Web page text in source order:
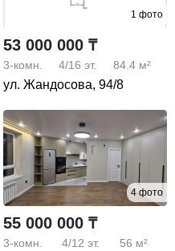
1 фото
53 000 000 ₸
3-комн. 4/16 эт. 84.4 м²
ул. Жандосова, 94/8
4 фото
55 000 000 ₸
3-комн. 4/12 эт. 56 м²